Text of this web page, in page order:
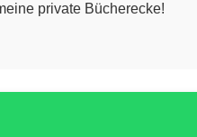
private Bücherecke!